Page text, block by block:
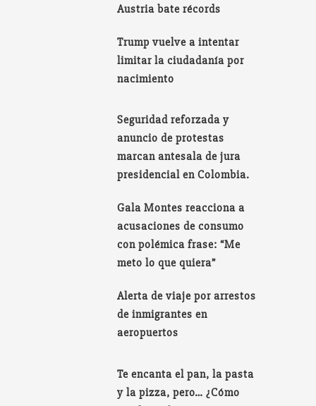
Austria bate récords
Trump vuelve a intentar
limitar la ciudadanía por
nacimiento
Seguridad reforzada y
anuncio de protestas
marcan antesala de jura
presidencial en Colombia.
Gala Montes reacciona a
acusaciones de consumo
con polémica frase: “Me
meto lo que quiera”
Alerta de viaje por arrestos
de inmigrantes en
aeropuertos
Te encanta el pan, la pasta
y la pizza, pero… ¿Cómo